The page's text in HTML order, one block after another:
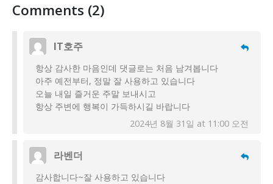
Comments (2)
IT호주
항상 감사한 마음인데 댓글로는 처음 남겨봅니다
아주 예전부터, 정말 잘 사용하고 있습니다
오늘 내일 즐거운 주말 보내시고
항상 주변에 행복이 가득하시길 바랍니다
2024년 8월 31일 at 11:00 오전
라벤더
감사합니다~잘 사용하고 있습니다